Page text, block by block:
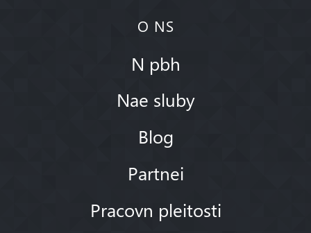
O NS
N pbh
Nae sluby
Blog
Partnei
Pracovn pleitosti